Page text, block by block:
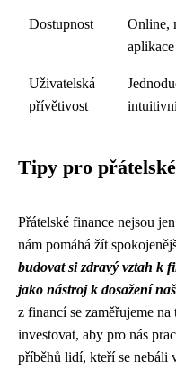
Dostupnost
Online,
aplikace
Uživatelská
přívětivost
Tipy pro
Přátelské finance nejsou
nám pomáhá žít
budovat si zdravý vztah k
jako nástroj k dosažení
z financí se zaměřujeme
investovat, aby pro nás
příběhů lidí, kteří se nebáli